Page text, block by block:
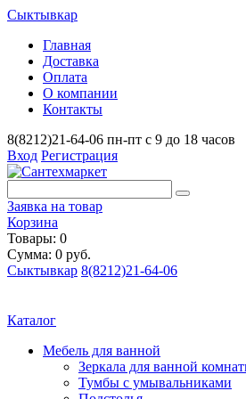
Сыктывкар
Главная
Доставка
Оплата
О компании
Контакты
8(8212)21-64-06 пн-пт с 9 до 18 часов
Вход Регистрация
Заявка на товар
Корзина
Товары: 0
Сумма: 0 руб.
Сыктывкар 8(8212)21-64-06
Каталог
Мебель для ванной
Зеркала для ванной
Тумбы с умывальниками